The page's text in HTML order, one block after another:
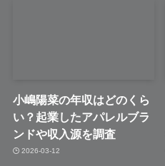
小嶋陽菜の年収はどのくら
い？起業したアパレルブラ
ンドや収入源を調査
2026-03-12